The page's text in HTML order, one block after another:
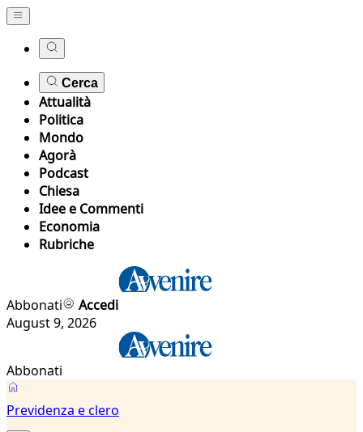
Cerca
Attualità
Politica
Mondo
Agorà
Podcast
Chiesa
Idee e Commenti
Economia
Rubriche
Abbonati
Accedi
August 9, 2026
Abbonati
Previdenza e clero